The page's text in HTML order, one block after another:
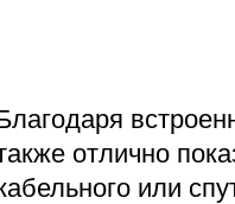
отлично
или